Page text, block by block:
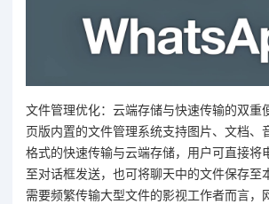
文件管理优化：云端存储与快速传输的双重
页版内置的文件管理系统支持图片、文档、
格式的快速传输与云端存储，用户可直接将
至对话框发送，也可将聊天中的文件保存至
需要频繁传输大型文件的影视工作者而言，